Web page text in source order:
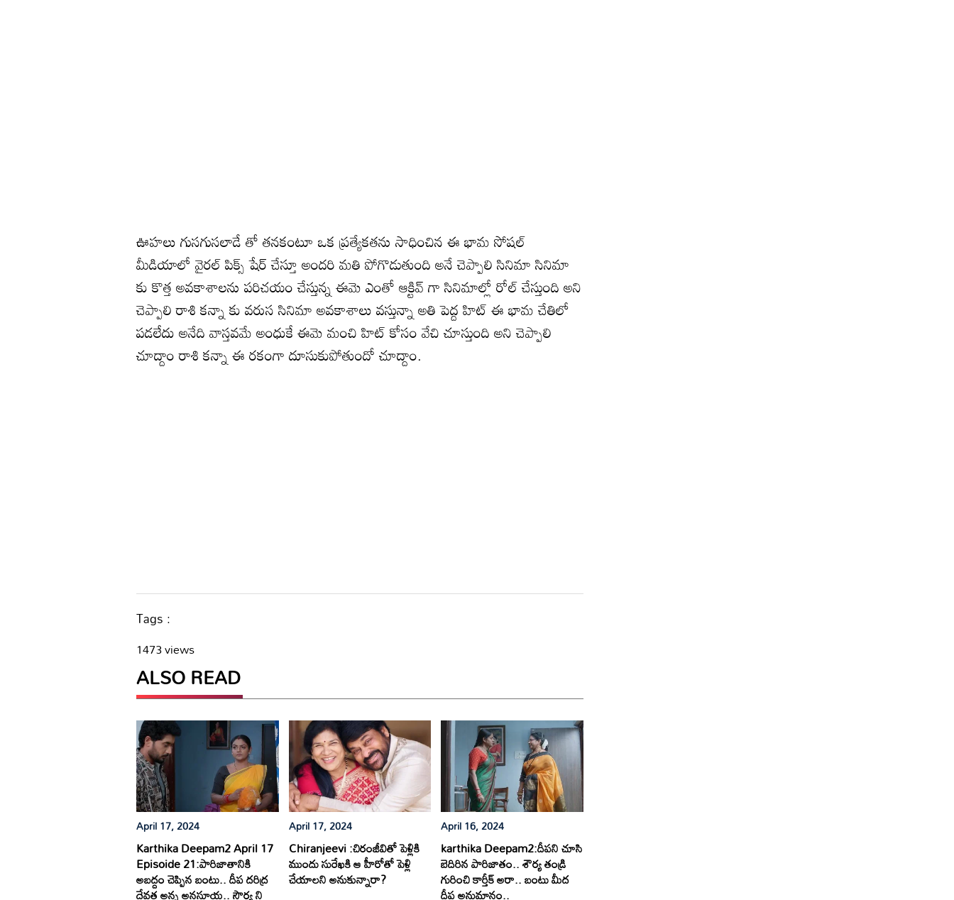
ఊహలు గుసగుసలాడే తో తనకంటూ ఒక ప్రత్యేకతను సాధించిన ఈ భామ సోషల్
మీడియాలో వైరల్ పిక్స్ షేర్ చేస్తూ అందరి మతి పోగొడుతుంది అనే చెప్పాలి సినిమా సినిమా
కు కొత్త అవకాశాలను పరిచయం చేస్తున్న ఈమె ఎంతో ఆక్టివ్ గా సినిమాల్లో రోల్ చేస్తుంది అని
చెప్పాలి రాశి కన్నా కు వరుస సినిమా అవకాశాలు వస్తున్నా అతి పెద్ద హిట్ ఈ భామ చేతిలో
పడలేదు అనేది వాస్తవమే అంధుకే ఈమె మంచి హిట్ కోసం వేచి చూస్తుంది అని చెప్పాలి
చూద్దాం రాశి కన్నా ఈ రకంగా దూసుకుపోతుందో చూద్దాం.
Tags :
1473 views
ALSO READ
April 17, 2024
Karthika Deepam2 April 17
Episoide 21:పారిజాతానికి
అబద్దం చెప్పిన బంటు.. దీప దరిద్ర
దేవత అన్న అనసూయ.. సౌర్య ని
April 17, 2024
Chiranjeevi :చిరంజీవితో పెళ్లికి
ముందు సురేఖకి ఆ హీరోతో పెళ్లి
చేయాలని అనుకున్నారా?
April 16, 2024
karthika Deepam2:దీపని చూసి
బెదిరిన పారిజాతం.. శౌర్య తండ్రి
గురించి కార్తీక్ అరా.. బంటు మీద
దీప అనుమానం..